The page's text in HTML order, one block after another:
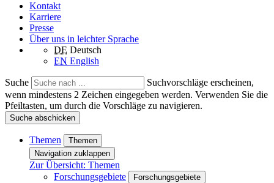
Kontakt
Karriere
Presse
Über uns in leichter Sprache
DE Deutsch
EN English
Suche
Suchvorschläge erscheinen,
wenn mindestens 2 Zeichen eingegeben werden. Verwenden Sie die
Pfeiltasten, um durch die Vorschläge zu navigieren.
Suche abschicken
Themen
Themen
Navigation zuklappen
Zur Übersicht: Themen
Forschungsgebiete
Forschungsgebiete